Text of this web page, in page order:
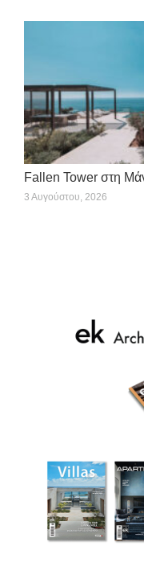
Fallen Tower στη
3 Αυγούστου, 2026